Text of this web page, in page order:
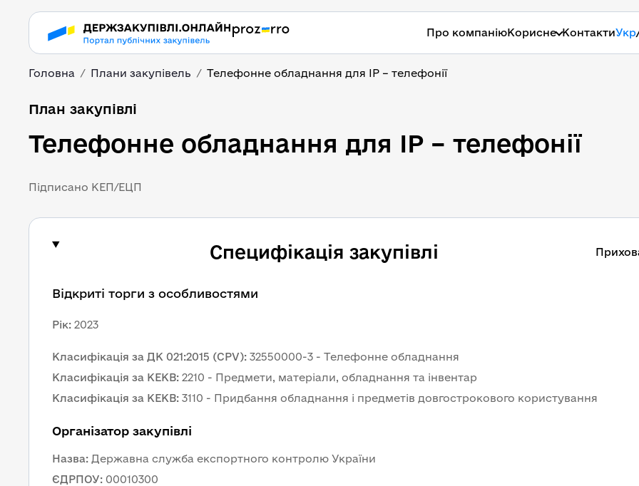
Про компаніюКорисне КонтактиУкр
Головна Плани закупівель Телефонне обладнання для IP – телефонії
План закупівлі
Телефонне обладнання для IP – телефонії
Підписано КЕП/ЕЦП
Специфікація закупівлі
Відкриті торги з особливостями
Рік: 2023
Класифікація за ДК 021:2015 (CPV): 32550000-3 - Телефонне обладнання
Класифікація за КЕКВ: 2210 - Предмети, матеріали, обладнання та інвентар
Класифікація за КЕКВ: 3110 - Придбання обладнання і предметів довгострокового користування
Організатор закупівлі
Назва: Державна служба експортного контролю України
ЄДРПОУ: 00010300